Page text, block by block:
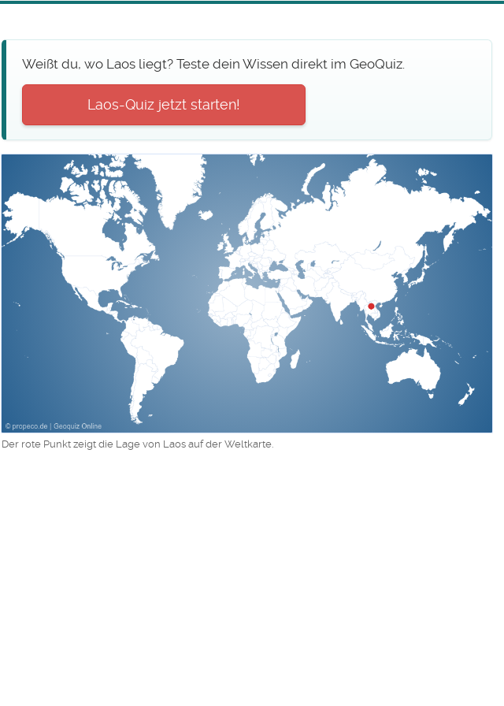
Weißt du, wo Laos liegt? Teste dein Wissen direkt im GeoQuiz.
Laos-Quiz jetzt starten!
Der rote Punkt zeigt die Lage von Laos auf der Weltkarte.